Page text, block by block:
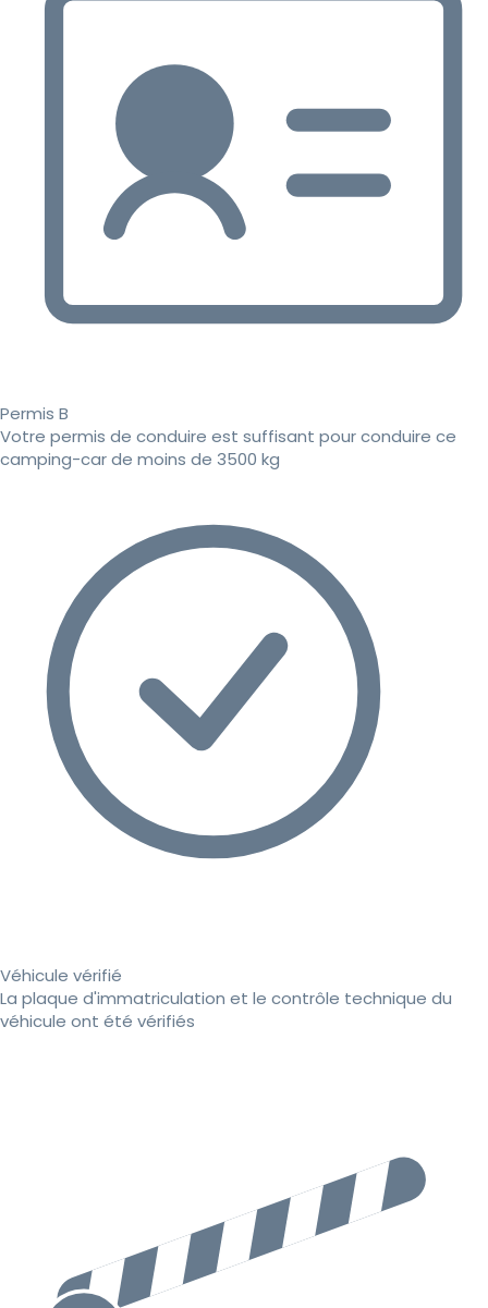
Permis B
Votre permis de conduire est suffisant pour conduire ce
camping-car de moins de 3500 kg
Véhicule vérifié
La plaque d'immatriculation et le contrôle technique du
véhicule ont été vérifiés